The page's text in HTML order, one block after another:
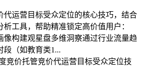
代运营目标受众定位的核心技巧，结合
工具，帮助精准锁定高价值用户：
像构建观星盘多维洞察‌通过行业流量趋
段（如教育类1...
竞价托管竞价代运营目标受众定位技